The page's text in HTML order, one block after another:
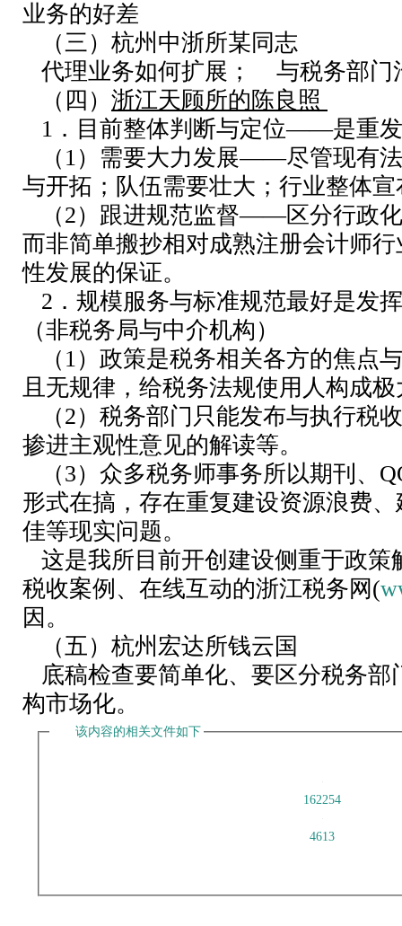
业务的好差
（三）杭州中浙所某同志
代理业务如何扩展； 与税务部门
（四） 浙江天顾所的陈良照
1．目前整体判断与定位——是重
（1）需要大力发展——尽管现有
与开拓；队伍需要壮大；行业整体
（2）跟进规范监督——区分行政
而非简单搬抄相对成熟注册会计师
性发展的保证。
2．规模服务与标准规范最好是发
（非税务局与中介机构）
（1）政策是税务相关各方的焦点
且无规律，给税务法规使用人构成
（2）税务部门只能发布与执行税
掺进主观性意见的解读等。
（3）众多税务师事务所以期刊、
形式在搞，存在重复建设资源浪费
佳等现实问题。
这是我所目前开创建设侧重于政策
税收案例、在线互动的浙江税务网(
因。
（五）杭州宏达所钱云国
底稿检查要简单化、要区分税务部
构市场化。
该内容的相关文件如下
162254
4613